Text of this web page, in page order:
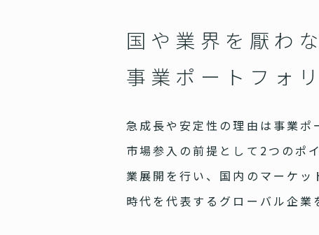
国や業界を厭わ
事業ポートフォ
急成長や安定性の理由は事業ポ
市場参入の前提として2つのポ
業展開を行い、国内のマーケッ
時代を代表するグローバル企業